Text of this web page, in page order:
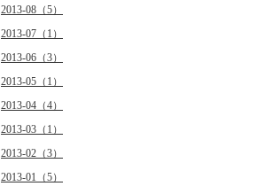
2013-08（5）
2013-07（1）
2013-06（3）
2013-05（1）
2013-04（4）
2013-03（1）
2013-02（3）
2013-01（5）